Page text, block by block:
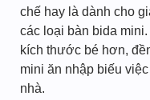
chế hay là dành cho
các loại bàn bida
kích thước bé hơn,
mini ăn nhập biếu
nhà.